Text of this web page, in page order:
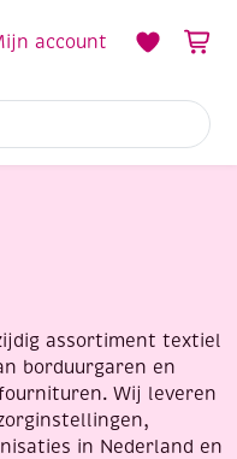
account
assortiment textiel
borduurgaren en
Wij leveren
in Nederland en